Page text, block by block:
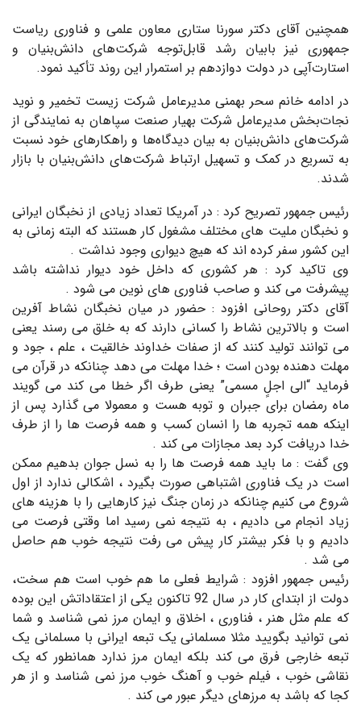
همچنین آقای دکتر سورنا ستاری معاون علمی و فناوری ریاست
جمهوری نیز بابیان رشد قابل‌توجه شرکت‌های دانش‌بنیان و
استارت‌آپی در دولت دوازدهم بر استمرار این روند تأکید نمود.
در ادامه خانم سحر بهمنی مدیرعامل شرکت زیست تخمیر و نوید
نجات‌بخش مدیرعامل شرکت بهیار صنعت سپاهان به نمایندگی از
شرکت‌های دانش‌بنیان به بیان دیدگا‌ه‌ها و راهکار‌های خود نسبت
به تسریع در کمک و تسهیل ارتباط شرکت‌های دانش‌بنیان با بازار
شدند.
رئیس جمهور تصریح کرد : در آمریکا تعداد زیادی از نخبگان ایرانی
و نخبگان ملیت های مختلف مشغول کار هستند که البته زمانی به
این کشور سفر کرده اند که هیچ دیواری وجود نداشت .
وی تاکید کرد : هر کشوری که داخل خود دیوار نداشته باشد
پیشرفت می کند و صاحب فناوری های نوین می شود .
آقای دکتر روحانی افزود : حضور در میان نخبگان نشاط آفرین
است و بالاترین نشاط را کسانی دارند که به خلق می رسند یعنی
می توانند تولید کنند که از صفات خداوند خالقیت ، علم ، جود و
مهلت دهنده بودن است ؛ خدا مهلت می دهد چنانکه در قرآن می
فرماید “الی اجلٍ مسمی” یعنی طرف اگر خطا می کند می گویند
ماه رمضان برای جبران و توبه هست و معمولا می گذارد پس از
اینکه همه تجربه ها را انسان کسب و همه فرصت ها را از طرف
خدا دریافت کرد بعد مجازات می کند .
وی گفت : ما باید همه فرصت ها را به نسل جوان بدهیم ممکن
است در یک فناوری اشتباهی صورت بگیرد ، اشکالی ندارد از اول
شروع می کنیم چنانکه در زمان جنگ نیز کارهایی را با هزینه های
زیاد انجام می دادیم ، به نتیجه نمی رسید اما وقتی فرصت می
دادیم و با فکر بیشتر کار پیش می رفت نتیجه خوب هم حاصل
می شد .
رئیس جمهور افزود : شرایط فعلی ما هم خوب است هم سخت،
دولت از ابتدای کار در سال 92 تاکنون یکی از اعتقاداتش این بوده
که علم مثل هنر ، فناوری ، اخلاق و ایمان مرز نمی شناسد و شما
نمی توانید بگویید مثلا مسلمانی یک تبعه ایرانی با مسلمانی یک
تبعه خارجی فرق می کند بلکه ایمان مرز ندارد همانطور که یک
نقاشی خوب ، فیلم خوب و آهنگ خوب مرز نمی شناسد و از هر
کجا که باشد به مرزهای دیگر عبور می کند .